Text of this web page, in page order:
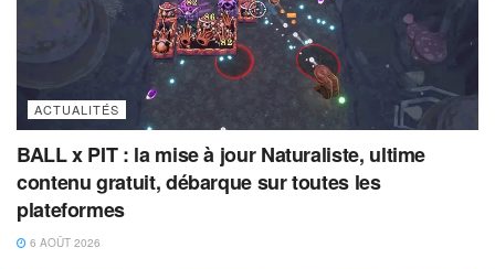
ACTUALITÉS
BALL x PIT : la mise à jour Naturaliste, ultime
contenu gratuit, débarque sur toutes les
plateformes
6 AOÛT 2026